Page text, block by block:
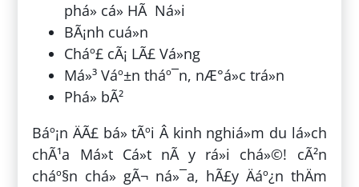
phá» cá» HÃ Ná»i
BÃ¡nh cuá»n
Cháº£ cÃ¡ LÃ£ Vá»ng
Má»³ Váº±n tháº¯n, nÆ°á»c trá»n
Phá» bÃ²
Báº¡n ÄÃ£ bá» tÃºi Â kinh nghiá»m du lá»ch
chÃ¹a Má»t Cá»t nÃ y rá»i chá»©! cÃ²n
cháº§n chá» gÃ¬ ná»¯a, hÃ£y Äáº¿n thÄm